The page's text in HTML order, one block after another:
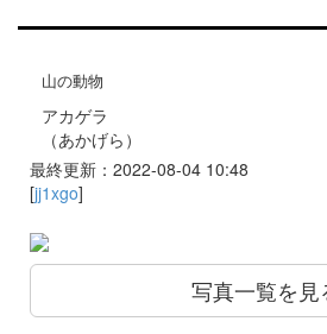
山の動物
アカゲラ
（あかげら）
最終更新：2022-08-04 10:48
[jj1xgo]
写真一覧を見